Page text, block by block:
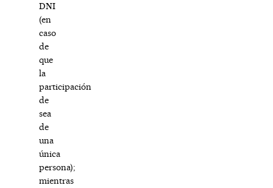
DNI
(en
caso
de
que
la
participación
de
sea
de
una
única
persona);
mientras